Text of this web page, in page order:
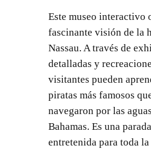
Este museo interactivo
fascinante visión de la
Nassau. A través de
detalladas y
visitantes pueden
piratas más famosos
navegaron por las
Bahamas. Es una
entretenida para toda